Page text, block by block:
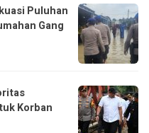
Puluhan
Gang
Korban